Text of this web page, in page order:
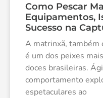
Como Pescar
Equipamentos,
Sucesso na
A matrinxã, também
é um dos peixes
doces brasileiras.
comportamento
espetaculares ao